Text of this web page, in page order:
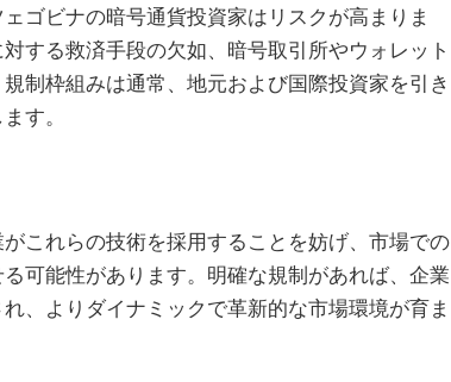
ゴビナの暗号通貨投資家はリスクが高まりま
する救済手段の欠如、暗号取引所やウォレット
制枠組みは通常、地元および国際投資家を引き
す。
これらの技術を採用することを妨げ、市場での
可能性があります。明確な規制があれば、企業
、よりダイナミックで革新的な市場環境が育ま